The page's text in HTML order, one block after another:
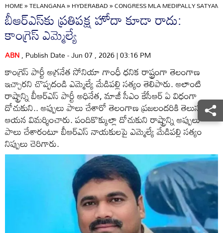
HOME»TELANGANA»HYDERABAD»CONGRESS MLA MEDIPALLY
బీఆర్ఎస్‌కు ప్రతిపక్ష హోదా కూడా రాదు:
కాంగ్రెస్ ఎమ్మెల్యే
ABN, Publish Date - Jun 07 , 2026 | 03:16 PM
కాంగ్రెస్ పార్టీ అగ్రనేత సోనియా గాంధీ ధనిక రాష్ట్రంగా తెలంగాణ
ఇచ్చారని చొప్పదండి ఎమ్మెల్యే మేడిపల్లి సత్యం తెలిపారు. అలాంటి
రాష్ట్రాన్ని బీఆర్ఎస్ పార్టీ అధినేత, మాజీ సీఎం కేసీఆర్ ఏ విధంగా
దోచుకుని.. అప్పులు పాలు చేశారో తెలంగాణ ప్రజలందరికి తెలుసునని
ఆయన విమర్శించారు. పందికొక్కుల్లా దోచుకుని రాష్ట్రాన్ని అప్పులు
పాలు చేశారంటూ బీఆర్ఎస్ నాయకులపై ఎమ్మెల్యే మేడిపల్లి సత్యం
నిప్పులు చెరిగారు.